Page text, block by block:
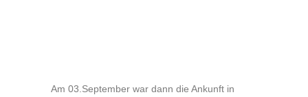
Am 03.September war dann die Ankunft in